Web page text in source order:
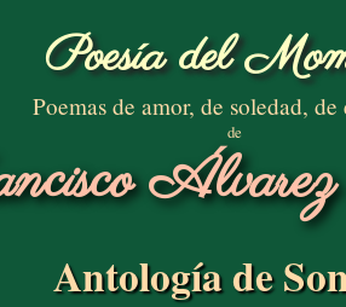
Poesía del
Poemas de amor, de soledad, de
de
Antología de